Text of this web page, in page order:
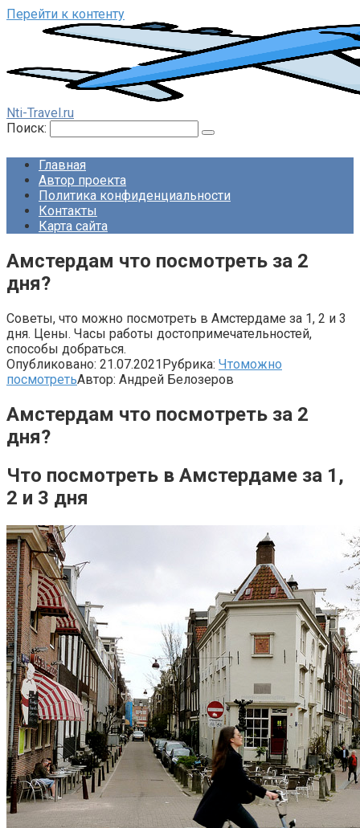
Перейти к контенту
Nti-Travel.ru
Поиск:
Главная
Автор проекта
Политика конфиденциальности
Контакты
Карта сайта
Амстердам что посмотреть за 2
дня?
Советы, что можно посмотреть в Амстердаме за 1, 2 и 3
дня. Цены. Часы работы достопримечательностей,
способы добраться.
Опубликовано: 21.07.2021Рубрика: Чтоможно
посмотретьАвтор: Андрей Белозеров
Амстердам что посмотреть за 2
дня?
Что посмотреть в Амстердаме за 1,
2 и 3 дня